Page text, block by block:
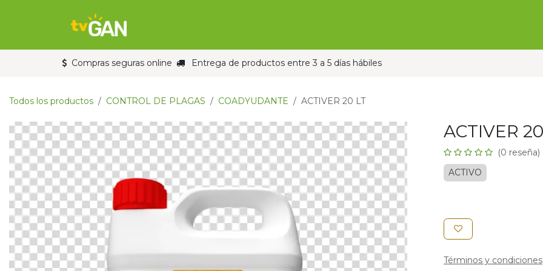
Compras seguras online Entrega de productos entre 3 a 5 días hábiles
Todos los productos CONTROL DE PLAGAS COADYUDANTE ACTIVER 20 LT
ACTIVER
(0 reseña)
ACTIVO
Términos y condiciones